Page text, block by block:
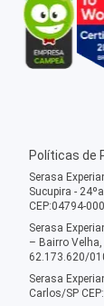
Políticas de
Serasa
Sucupira -
CEP:04794-
Serasa
– Bairro Velha,
62.173.620/
Serasa
Carlos/SP